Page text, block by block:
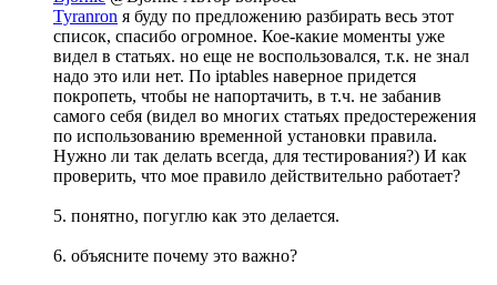
Tyranron я буду по предложению разбирать весь этот
список, спасибо огромное. Кое-какие моменты уже
видел в статьях. но еще не воспользовался, т.к. не знал
надо это или нет. По iptables наверное придется
покропеть, чтобы не напортачить, в т.ч. не забанив
самого себя (видел во многих статьях предостережения
по использованию временной установки правила.
Нужно ли так делать всегда, для тестирования?) И как
проверить, что мое правило действительно работает?
5. понятно, погуглю как это делается.
6. объясните почему это важно?